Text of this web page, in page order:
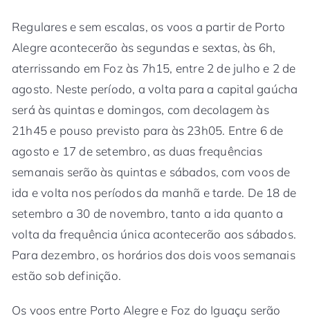
Regulares e sem escalas, os voos a partir de Porto
Alegre acontecerão às segundas e sextas, às 6h,
aterrissando em Foz às 7h15, entre 2 de julho e 2 de
agosto. Neste período, a volta para a capital gaúcha
será às quintas e domingos, com decolagem às
21h45 e pouso previsto para às 23h05. Entre 6 de
agosto e 17 de setembro, as duas frequências
semanais serão às quintas e sábados, com voos de
ida e volta nos períodos da manhã e tarde. De 18 de
setembro a 30 de novembro, tanto a ida quanto a
volta da frequência única acontecerão aos sábados.
Para dezembro, os horários dos dois voos semanais
estão sob definição.
Os voos entre Porto Alegre e Foz do Iguaçu serão